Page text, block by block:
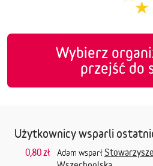
Wybierz
przejść do
Użytkownicy wsparli
0,80 zł Adam wsparł